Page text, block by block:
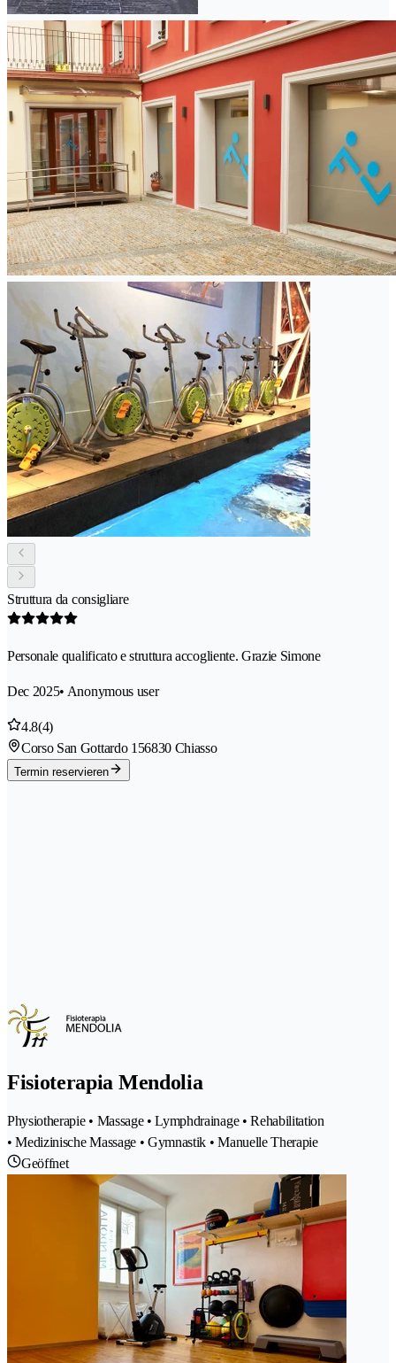
Struttura da consigliare
Personale qualificato e struttura accogliente. Grazie Simone
Dec 2025• Anonymous user
4.8(4)
Corso San Gottardo 156830 Chiasso
Termin reservieren
Fisioterapia Mendolia
Physiotherapie • Massage • Lymphdrainage • Rehabilitation
• Medizinische Massage • Gymnastik • Manuelle Therapie
Geöffnet